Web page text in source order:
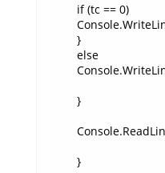
if (tc == 0)
}
else
}
}